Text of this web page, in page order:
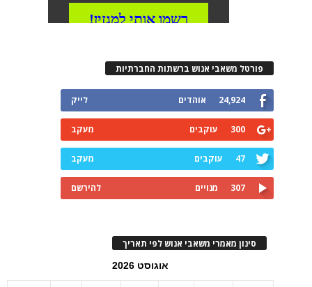
פורטל משאבי אנוש ברשתות החברתיות
24,924 אוהדים לייק
300 עוקבים מעקב
47 עוקבים מעקב
307 מנויים להירשם
סינון מאמרי משאבי אנוש לפי תאריך
אוגוסט 2026